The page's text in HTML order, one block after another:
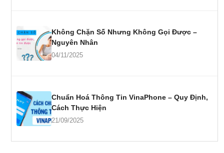
Không Chặn Số Nhưng Không Gọi Được –
Nguyên Nhân
04/11/2025
Chuẩn Hoá Thông Tin VinaPhone – Quy Định,
Cách Thực Hiện
21/09/2025